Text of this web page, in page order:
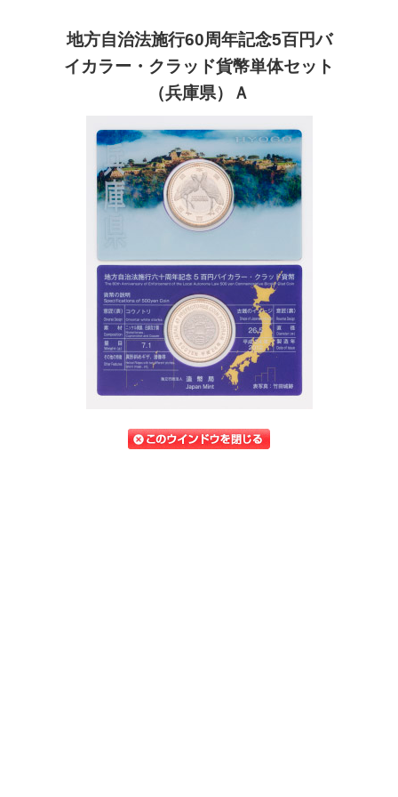
地方自治法施行60周年記念5百円バ
イカラー・クラッド貨幣単体セット
（兵庫県）Ａ